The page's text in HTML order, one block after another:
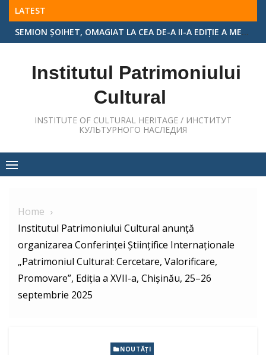
Skip
content
LATEST
MASA ROTUNDĂ „PERSONALITĂȚI REMARCABILE ALE ARHITECTURII ȘI ARTEI MONUMENTALE DIN REPUBLICA MOLDOVA”, EDIȚIA A II-A
Institutul Patrimoniului
Cultural
INSTITUTE OF CULTURAL HERITAGE / ИНСТИТУТ
КУЛЬТУРНОГО НАСЛЕДИЯ
Home
Institutul Patrimoniului Cultural anunță
organizarea Conferinței Științifice Internaționale
„Patrimoniul Cultural: Cercetare, Valorificare,
Promovare”, Ediția a XVII-a, Chișinău, 25–26
septembrie 2025
NOUTĂȚI